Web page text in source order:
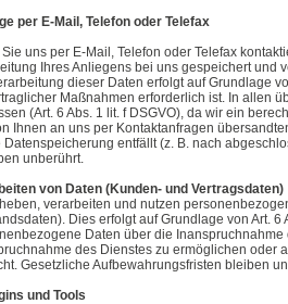
per E-Mail, Telefon oder Telefax
uns per E-Mail, Telefon oder Telefax
Ihres Anliegens bei uns gespeichert und
dieser Daten erfolgt auf Grundlage
Maßnahmen erforderlich ist. In allen
(Art. 6 Abs. 1 lit. f DSGVO), da wir ein
Ihnen an uns per Kontaktanfragen
Datenspeicherung entfällt (z. B. nach
unberührt.
von Daten (Kunden- und Vertragsdaten)
verarbeiten und nutzen
Dies erfolgt auf Grundlage von Art.
Daten über die
des Dienstes zu ermöglichen
Gesetzliche Aufbewahrungsfristen bleiben
und Tools